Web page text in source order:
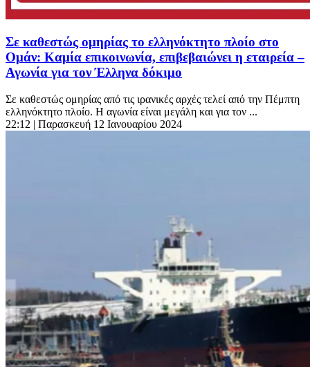
Σε καθεστώς ομηρίας το ελληνόκτητο πλοίο στο
Ομάν: Καμία επικοινωνία, επιβεβαιώνει η εταιρεία –
Αγωνία για τον Έλληνα δόκιμο
Σε καθεστώς ομηρίας από τις ιρανικές αρχές τελεί από την Πέμπτη
ελληνόκτητο πλοίο. Η αγωνία είναι μεγάλη και για τον ...
22:12 | Παρασκευή 12 Ιανουαρίου 2024